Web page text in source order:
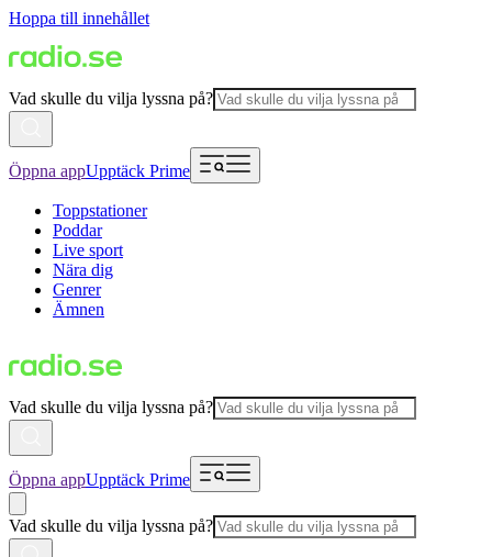
Hoppa till innehållet
Vad skulle du vilja lyssna på?
Öppna appUpptäck Prime
Toppstationer
Poddar
Live sport
Nära dig
Genrer
Ämnen
Vad skulle du vilja lyssna på?
Öppna appUpptäck Prime
Vad skulle du vilja lyssna på?